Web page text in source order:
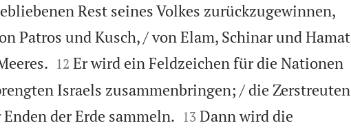
Rest seines Volkes zurückzugewinnen,
Patros und Kusch, / von Elam, Schinar und Hamat

12 Er wird ein Feldzeichen für die Nationen
Israels zusammenbringen; / die Zerstreuten
der Erde sammeln.
13 Dann wird die